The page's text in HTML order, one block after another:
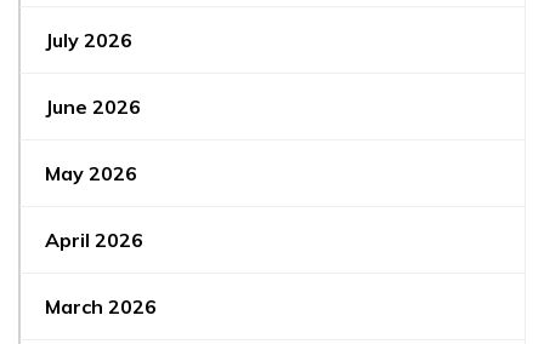
July 2026
June 2026
May 2026
April 2026
March 2026